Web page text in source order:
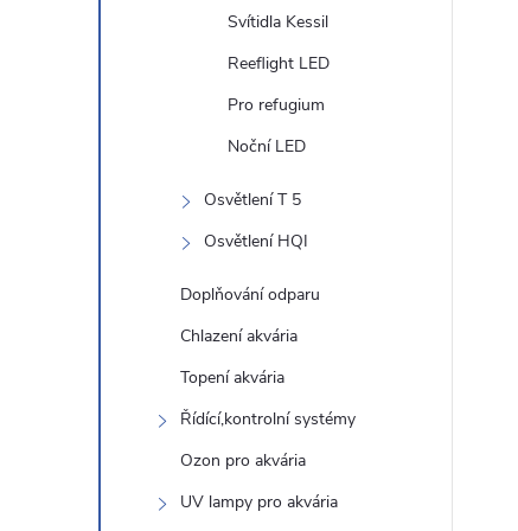
Svítidla Kessil
Reeflight LED
Pro refugium
Noční LED
Osvětlení T 5
Osvětlení HQI
Doplňování odparu
Chlazení akvária
Topení akvária
Řídící,kontrolní systémy
Ozon pro akvária
UV lampy pro akvária